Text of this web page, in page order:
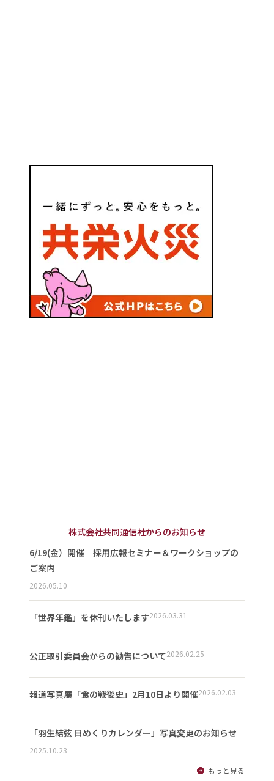
株式会社共同通信社からのお知らせ
6/19(金）開催 採用広報セミナー＆ワークショップの
ご案内
2026.05.10
「世界年鑑」を休刊いたします2026.03.31
公正取引委員会からの勧告について2026.02.25
報道写真展「食の戦後史」2月10日より開催2026.02.03
「羽生結弦 日めくりカレンダー」写真変更のお知らせ
2025.10.23
もっと見る